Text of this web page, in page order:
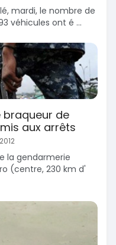
mardi, le nombre de
véhicules ont é ...
braqueur de
aux arrêts
la gendarmerie
(centre, 230 km d'